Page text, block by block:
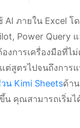
ภายใน Excel โ
Power Query
งการเครื่องมือที่ไ
ต่สูตรไปจนถึงการ
น Kimi Sheetsด้า
ขึ้น คุณสามารถเริ่ม